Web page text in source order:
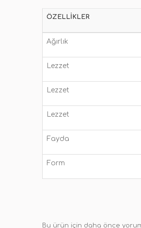
ÖZELLIKLER
Ağırlık
Lezzet
Lezzet
Lezzet
Fayda
Form
Bu ürün için daha önce yorum